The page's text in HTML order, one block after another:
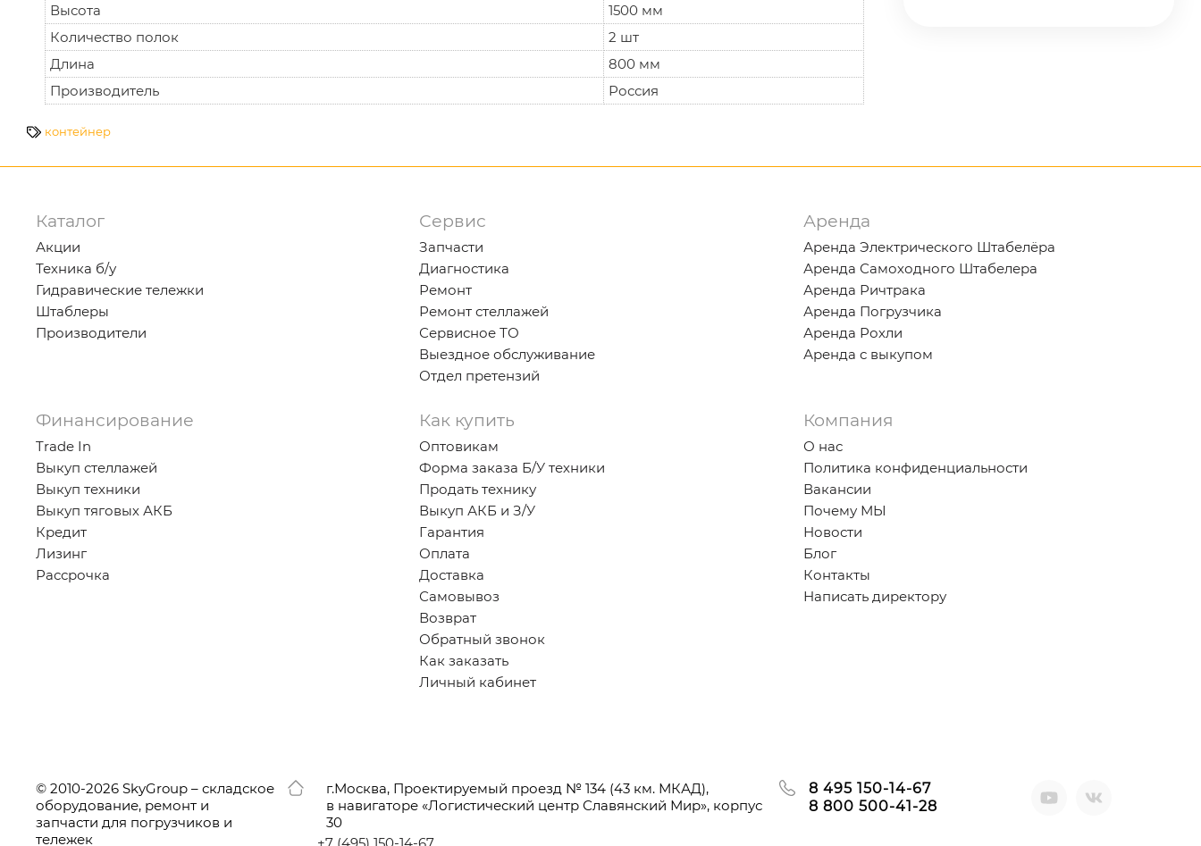
Высота
1500 мм
Количество полок
2 шт
Длина
800 мм
Производитель
Россия
контейнер
Каталог
Акции
Техника б/у
Гидравические тележки
Штаблеры
Производители
Сервис
Запчасти
Диагностика
Ремонт
Ремонт стеллажей
Сервисное ТО
Выездное обслуживание
Отдел претензий
Аренда
Аренда Электрического Штабелёра
Аренда Самоходного Штабелера
Аренда Ричтрака
Аренда Погрузчика
Аренда Рохли
Аренда с выкупом
Финансирование
Trade In
Выкуп стеллажей
Выкуп техники
Выкуп тяговых АКБ
Кредит
Лизинг
Рассрочка
Как купить
Оптовикам
Форма заказа Б/У техники
Продать технику
Выкуп АКБ и З/У
Гарантия
Оплата
Доставка
Самовывоз
Возврат
Обратный звонок
Как заказать
Личный кабинет
Компания
О нас
Политика конфиденциальности
Вакансии
Почему МЫ
Новости
Блог
Контакты
Написать директору
© 2010-2026 SkyGroup – складское
оборудование, ремонт и
запчасти для погрузчиков и
тележек
г.Москва, Проектируемый проезд № 134 (43 км. МКАД),
в навигаторе «Логистический центр Славянский Мир», корпус
30
8 495 150-14-67
8 800 500-41-28